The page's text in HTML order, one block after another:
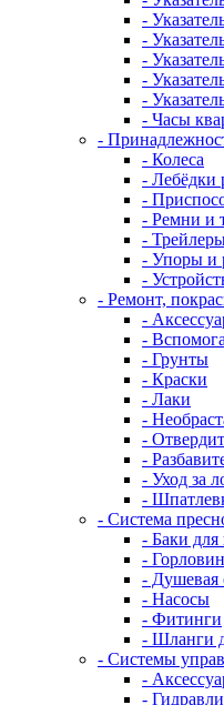
-
-
-
-
-
- Часы
-
- Колеса
- Лебёдки
-
- Ремни и
-
- Упоры и
-
- Ремонт,
-
-
- Грунты
- Краски
- Лаки
-
-
-
- Уход за
-
- Система
- Баки
-
- Душевая
- Насосы
- Фитинги
- Шланги
- Системы
-
-